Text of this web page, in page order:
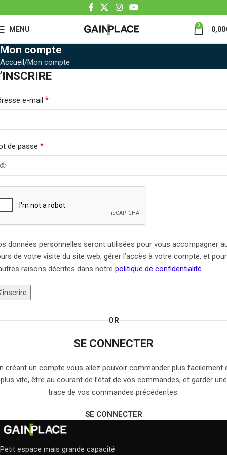
MENU 0 0,00
Mon compte
Accueil Mon compte
e-mail *
de passe *
données personnelles seront utilisées pour vous accompagner
de votre visite du site web, gérer l’accès à votre compte, et pour
raisons décrites dans notre politique de confidentialité.
OR
SE CONNECTER
créant un compte vous allez pouvoir commander plus facilement
plus vite, être au courant de l’état de vos commandes, et garder une
trace de vos commandes précédentes.
SE CONNECTER
Petit espace mais grande capacité